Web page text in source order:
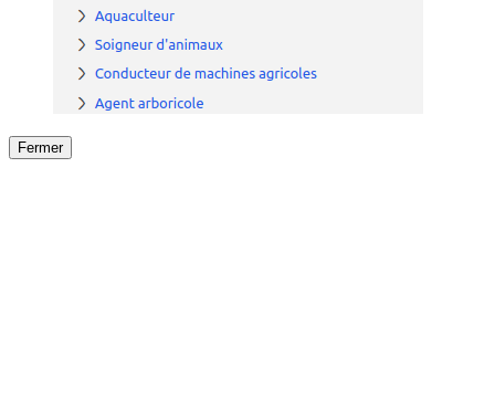
Fermer